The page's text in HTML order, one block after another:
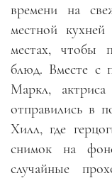
времени на
местной
местах, чтобы
блюд. Вместе с
Маркл,
отправились в
Хилл, где
снимок на
случайные